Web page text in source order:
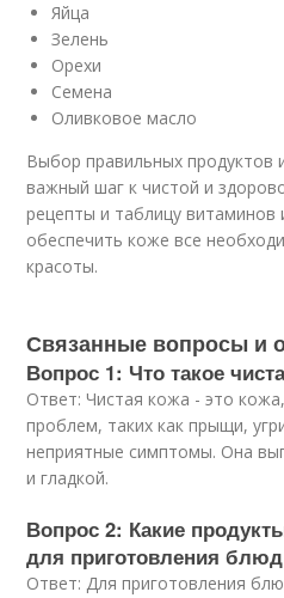
Яйца
Зелень
Орехи
Семена
Оливковое масло
Выбор правильных продуктов
важный шаг к чистой и
рецепты и таблицу
обеспечить коже все
красоты.
Связанные вопросы и
Вопрос 1: Что такое
Ответ: Чистая кожа - это
проблем, таких как прыщи,
неприятные симптомы. Она
и гладкой.
Вопрос 2: Какие
для приготовления
Ответ: Для приготовления